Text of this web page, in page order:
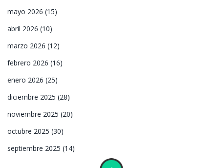
mayo 2026 (15)
abril 2026 (10)
marzo 2026 (12)
febrero 2026 (16)
enero 2026 (25)
diciembre 2025 (28)
noviembre 2025 (20)
octubre 2025 (30)
septiembre 2025 (14)